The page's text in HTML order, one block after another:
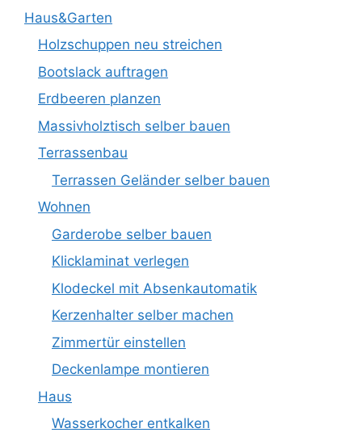
Haus&Garten
Holzschuppen neu streichen
Bootslack auftragen
Erdbeeren planzen
Massivholztisch selber bauen
Terrassenbau
Terrassen Geländer selber bauen
Wohnen
Garderobe selber bauen
Klicklaminat verlegen
Klodeckel mit Absenkautomatik
Kerzenhalter selber machen
Zimmertür einstellen
Deckenlampe montieren
Haus
Wasserkocher entkalken